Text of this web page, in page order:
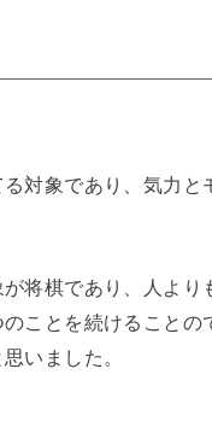
対象であり、気力と
将棋であり、人よ
ことを続けること
いました。